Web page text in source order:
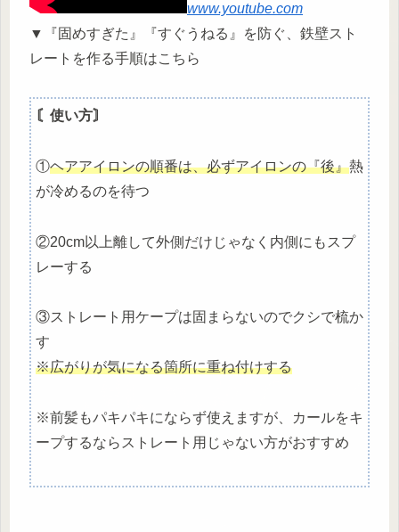
www.youtube.com
▼『固めすぎた』『すぐうねる』を防ぐ、鉄壁スト
レートを作る手順はこちら
〘使い方〙
①ヘアアイロンの順番は、必ずアイロンの『後』熱
が冷めるのを待つ
②20cm以上離して外側だけじゃなく内側にもスプ
レーする
③ストレート用ケープは固まらないのでクシで梳か
す
※広がりが気になる箇所に重ね付けする
※前髪もパキパキにならず使えますが、カールをキ
ープするならストレート用じゃない方がおすすめ